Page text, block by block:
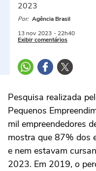
2023
Por: Agência Brasil
13 nov 2023 - 22h40
Exibir comentários
Pesquisa realizada
Pequenos
mil empreendedores
mostra que 87% dos
e nem estavam
2023. Em 2019, o